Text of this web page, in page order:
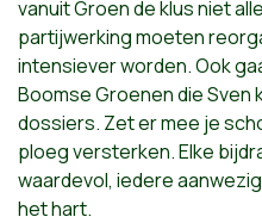
vanuit Groen de klus niet
partijwerking moeten
intensiever worden. Ook
Boomse Groenen die
dossiers. Zet er mee je
ploeg versterken. Elke
waardevol, iedere
het hart.